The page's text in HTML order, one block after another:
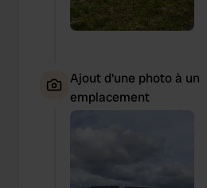
Ajout d'une photo à un
emplacement